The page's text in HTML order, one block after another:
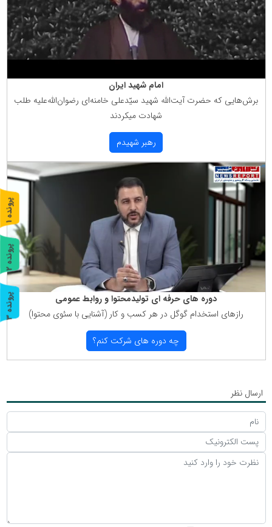
امام شهید ایران
برش‌هایی كه حضرت آیت‌الله شهید سیّدعلی خامنه‌ای رضوان‌الله‌علیه طلب
شهادت میكردند
رهبر شهیدم
دوره های حرفه ای تولیدمحتوا و روابط عمومی
رازهای استخدام گوگل در هر كسب و كار (آشنایی با سئوی محتوا)
چه دوره های شركت كنم؟
ارسال نظر
پ
ر
و
ن
د
ه
1
پ
ر
و
ن
د
ه
2
پ
ر
و
ن
د
ه
3